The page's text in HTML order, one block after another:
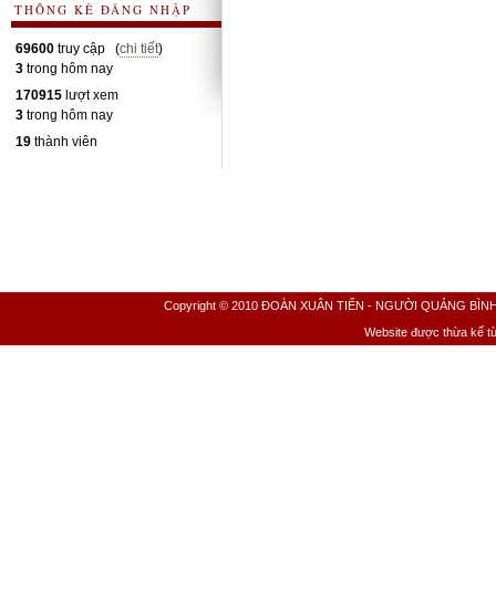
THÔNG KÊ ĐĂNG NHẬP
69600 truy cập (chi tiết)
3 trong hôm nay
170915 lượt xem
3 trong hôm nay
19 thành viên
Copyright © 2010 ĐOÀN XUÂN TIẾN - NGƯỜI QUẢNG
Website được thừa kế